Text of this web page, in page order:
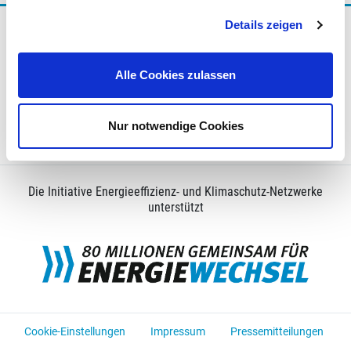
Details zeigen
Alle Cookies zulassen
Nur notwendige Cookies
Träger der Initiative Energieeffizienz- und Klimaschutz-
Alle Träger
Die Initiative Energieeffizienz- und Klimaschutz-Netzwerke
unterstützt
Cookie-Einstellungen Impressum Pressemitteilungen